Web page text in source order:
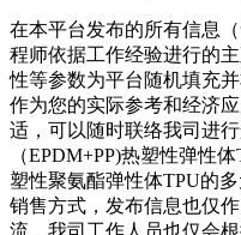
在本平台发布的所有信息
程师依据工作经验进行的
性等参数为平台随机填充
作为您的实际参考和经济
适，可以随时联络我司进
（EPDM+PP)热塑性弹性
塑性聚氨酯弹性体TPU的
销售方式，发布信息也仅
流，我司工作人员也仅会